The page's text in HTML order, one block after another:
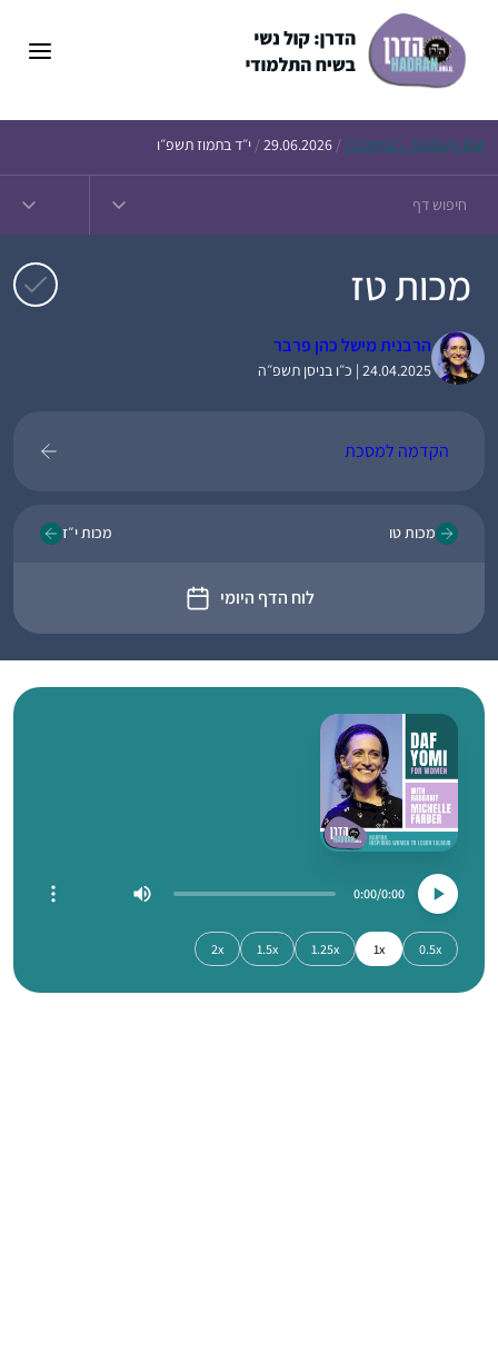
Today’s Daf – זבחים נ״ו /
29.06.2026
/ י״ד בתמוז תשפ״ו
מכות טז
הרבנית מישל כהן פרבר
24.04.2025 | כ״ו בניסן תשפ״ה
הקדמה למסכת
מכות טו
לוח הדף היומי
מכות י״ז
0:00
0:00
0.5x
1x
1.25x
1.5x
2x